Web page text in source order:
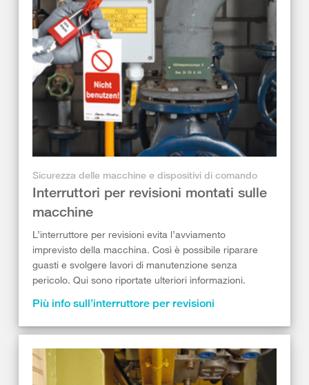
Sicurezza delle macchine e dispositivi di comando
Interruttori per revisioni montati sulle
macchine
L’interruttore per revisioni evita l’avviamento
imprevisto della macchina. Così è possibile riparare
guasti e svolgere lavori di manutenzione senza
pericolo. Qui sono riportate ulteriori informazioni.
Più info sull’interruttore per revisioni